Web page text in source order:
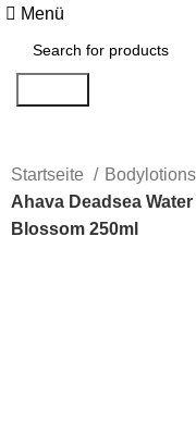
Menü
Startseite
Bodylotions
Ahava Deadsea
Blossom 250ml